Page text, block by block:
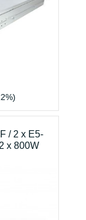
/ 2 x E5-
x 800W